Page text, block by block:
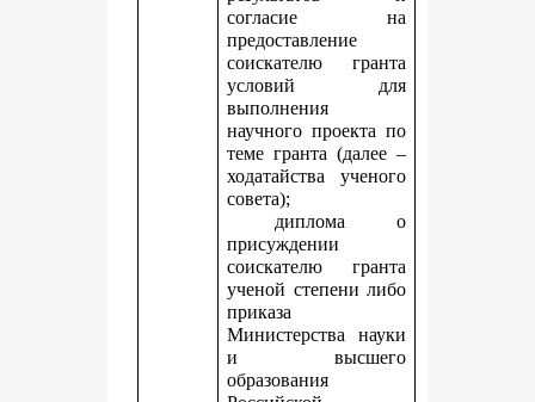
согласие на
предоставление
соискателю гранта
условий для
выполнения
научного проекта по
теме гранта (далее –
ходатайства ученого
совета);
диплома о
присуждении
соискателю гранта
ученой степени либо
приказа
Министерства науки
и высшего
образования